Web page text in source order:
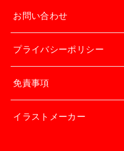
お問い合わせ
プライバシーポリシー
免責事項
イラストメーカー